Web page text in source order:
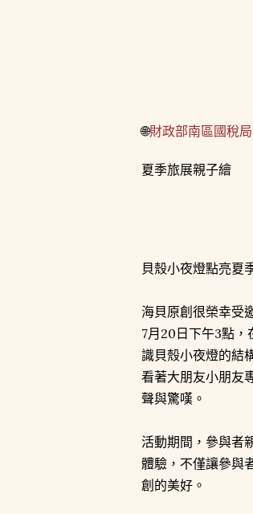
🌐財政部南區國稅
夏季旅展親子繪
貝殼小夜燈點亮夏
海貝原創很榮幸受
7月20日下午3點
識貝殼小夜燈的結
看著大朋友小朋友
聲與驚嘆。
活動期間，參與者
體驗，不僅讓參與
創的美好。